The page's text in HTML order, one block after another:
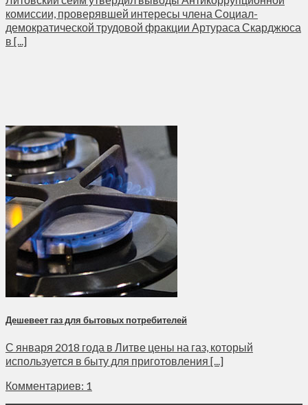
комиссии, проверявшей интересы члена Социал-
демократической трудовой фракции Артураса Скарджюса
в [...]
Дешевеет газ для бытовых потребителей
С января 2018 года в Литве цены на газ, который
используется в быту для приготовления [...]
Комментариев: 1